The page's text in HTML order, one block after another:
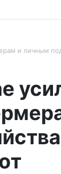
и личным